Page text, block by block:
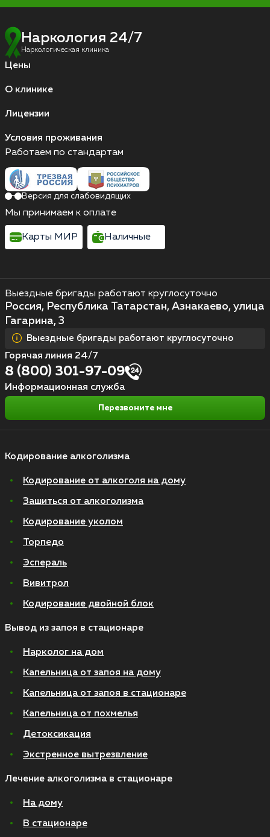
Наркология 24/7
Наркологическая клиника
Цены
О клинике
Лицензии
Условия проживания
Кодирование алкоголизма
Кодирование от алкоголя на дому
Зашиться от алкоголизма
Кодирование уколом
Торпедо
Эспераль
Вивитрол
Кодирование двойной блок
Вывод из запоя в стационаре
Нарколог на дом
Капельница от запоя на дому
Капельница от запоя в стационаре
Капельница от похмелья
Детоксикация
Экстренное вытрезвление
Лечение алкоголизма в стационаре
На дому
В стационаре
Выездные бригады работают круглосуточно
Россия, Республика Татарстан, Азнакаево, улица
Гагарина, 3
Выездные бригады работают круглосуточно
Горячая линия 24/7
8 (800) 301-97-09
Информационная служба
Перезвоните мне
Работаем по стандартам
Версия для слабовидящих
Мы принимаем к оплате
Карты МИР Наличные